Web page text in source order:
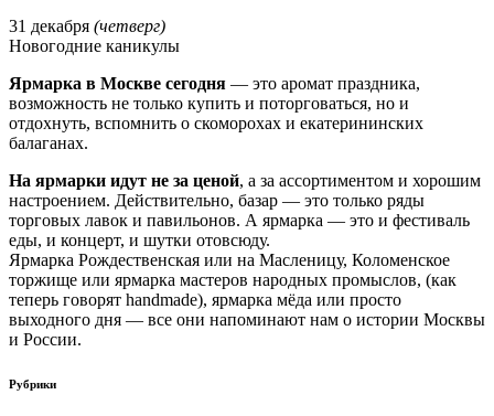
31 декабря (четверг)
Новогодние каникулы
Ярмарка в Москве сегодня — это аромат праздника,
возможность не только купить и поторговаться, но и
отдохнуть, вспомнить о скоморохах и екатерининских
балаганах.
На ярмарки идут не за ценой, а за ассортиментом и хорошим
настроением. Действительно, базар — это только ряды
торговых лавок и павильонов. А ярмарка — это и фестиваль
еды, и концерт, и шутки отовсюду.
Ярмарка Рождественская или на Масленицу, Коломенское
торжище или ярмарка мастеров народных промыслов, (как
теперь говорят handmade), ярмарка мёда или просто
выходного дня — все они напоминают нам о истории Москвы
и России.
Рубрики